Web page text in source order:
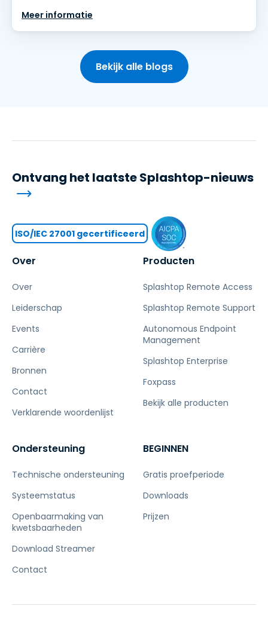
Meer informatie
Bekijk alle blogs
Over
Over
Leiderschap
Events
Carrière
Bronnen
Contact
Verklarende woordenlijst
Producten
Splashtop Remote Access
Splashtop Remote Support
Autonomous Endpoint
Management
Splashtop Enterprise
Foxpass
Bekijk alle producten
Ondersteuning
Technische ondersteuning
Systeemstatus
Openbaarmaking van
kwetsbaarheden
Download Streamer
Contact
BEGINNEN
Gratis proefperiode
Downloads
Prijzen
Ontvang het laatste Splashtop-nieuws
ISO/IEC 27001 gecertificeerd